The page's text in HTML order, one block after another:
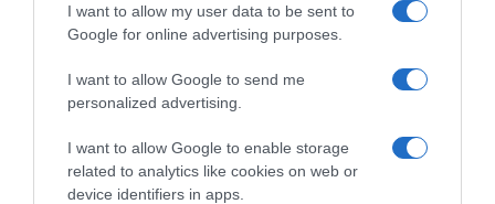
I want to allow my user data to be sent to
Google for online advertising purposes.
I want to allow Google to send me
personalized advertising.
I want to allow Google to enable storage
related to analytics like cookies on web or
device identifiers in apps.
έρευνα του ΕΟΤ
Ακολούθησε το debater.gr στο
Share